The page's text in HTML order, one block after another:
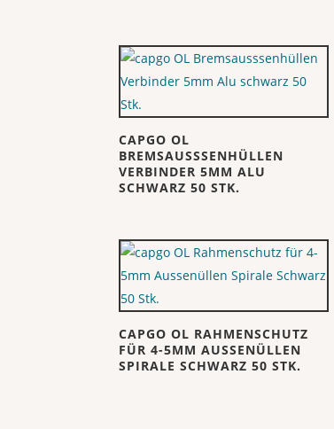
CAPGO OL
BREMSAUSSSENHÜLLEN
VERBINDER 5MM ALU
SCHWARZ 50 STK.
CAPGO OL RAHMENSCHUTZ
FÜR 4-5MM AUSSENÜLLEN
SPIRALE SCHWARZ 50 STK.